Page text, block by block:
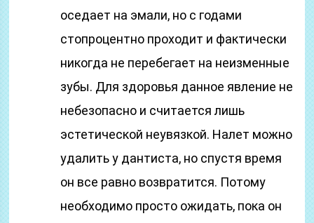
оседает на эмали, но с годами
стопроцентно проходит и фактически
никогда не перебегает на неизменные
зубы. Для здоровья данное явление не
небезопасно и считается лишь
эстетической неувязкой. Налет можно
удалить у дантиста, но спустя время
он все равно возвратится. Потому
необходимо просто ожидать, пока он